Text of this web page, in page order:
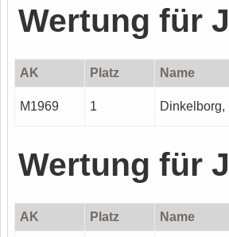
Wertung für
AK Platz Name
M1969 1 Dinkelborg,
Wertung für
AK Platz Name